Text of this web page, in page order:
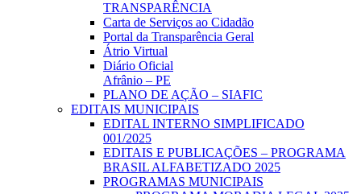
TRANSPARÊNCIA
Carta de Serviços ao Cidadão
Portal da Transparência Geral
Átrio Virtual
Diário Oficial
Afrânio – PE
PLANO DE AÇÃO – SIAFIC
EDITAIS MUNICIPAIS
EDITAL INTERNO SIMPLIFICADO
001/2025
EDITAIS E PUBLICAÇÕES – PROGRAMA
BRASIL ALFABETIZADO 2025
PROGRAMAS MUNICIPAIS